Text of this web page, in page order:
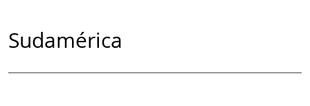
Sudamérica